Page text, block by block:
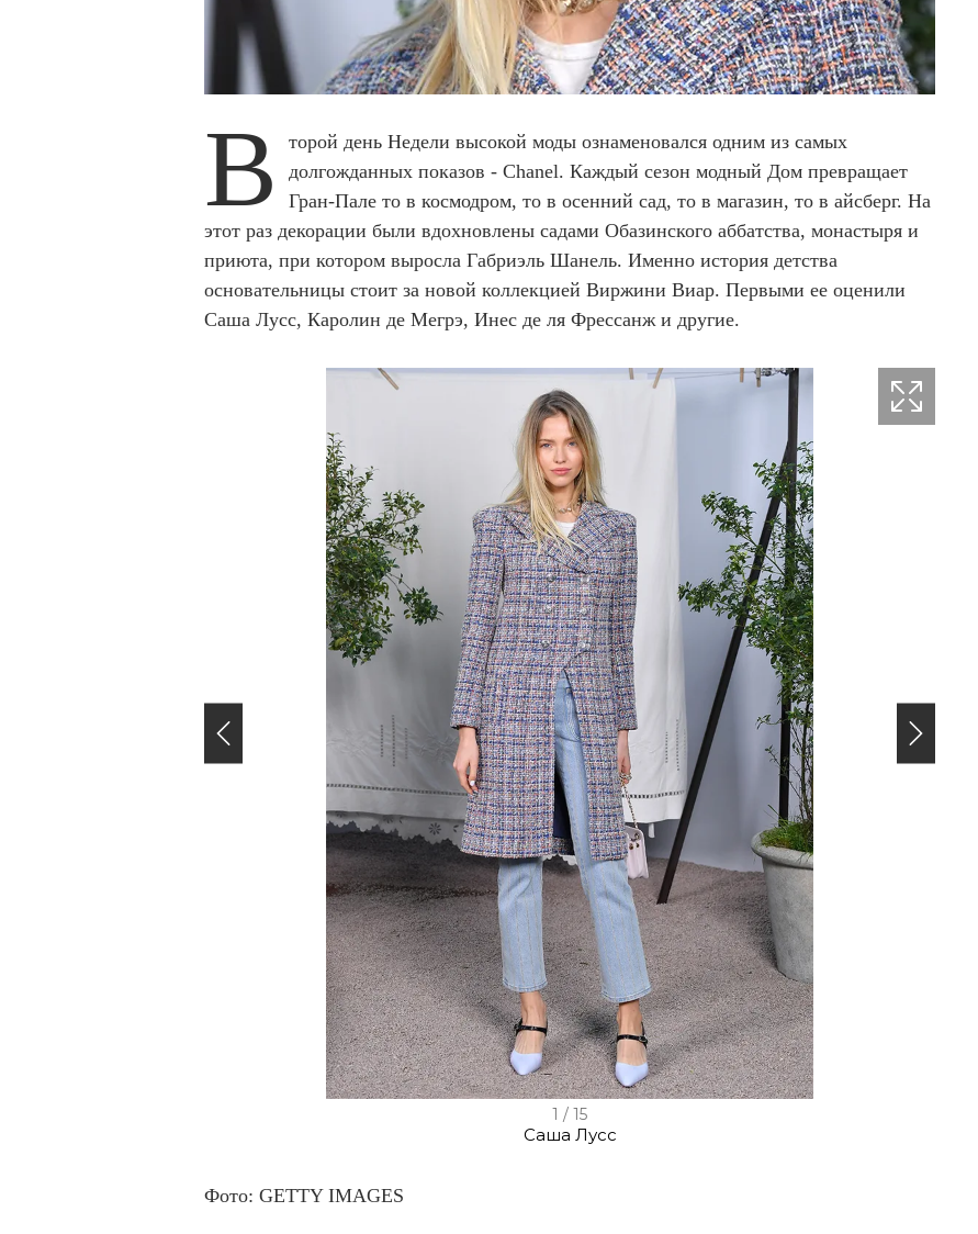
В
торой день Недели высокой моды ознаменовался одним из самых
долгожданных показов - Chanel. Каждый сезон модный Дом превращает
Гран-Пале то в космодром, то в осенний сад, то в магазин, то в айсберг. На
этот раз декорации были вдохновлены садами Обазинского аббатства, монастыря и
приюта, при котором выросла Габриэль Шанель. Именно история детства
основательницы стоит за новой коллекцией Виржини Виар. Первыми ее оценили
Саша Лусс, Каролин де Мегрэ, Инес де ля Фрессанж и другие.
m
1 / 15
Саша Лусс
Фото: GETTY IMAGES